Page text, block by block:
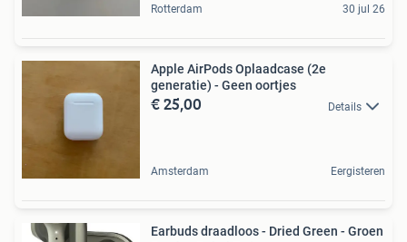
Rotterdam 30 jul 26
Apple AirPods Oplaadcase (2e
generatie) - Geen oortjes
€ 25,00 Details
Amsterdam Eergisteren
Earbuds draadloos - Dried Green - Groen